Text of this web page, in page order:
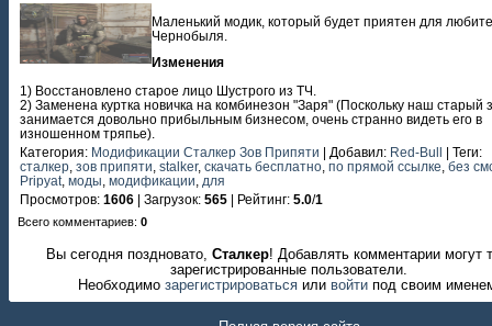
Маленький модик, который будет приятен для
Чернобыля.
Изменения
1) Восстановлено старое лицо Шустрого из ТЧ.
2) Заменена куртка новичка на комбинезон "Заря" (Поскольку наш старый
занимается довольно прибыльным бизнесом, очень странно видеть его в
изношенном тряпье).
Категория: Модификации Сталкер Зов Припяти | Добавил: Red-Bull | Теги:
сталкер зов припяти stalker, скачать бесплатно по прямой ссылке без
Pripyat моды модификации
для
Просмотров: 1606 | Загрузок: 565 | Рейтинг: 5.0/1
Всего комментариев: 0
Вы сегодня поздновато,Сталкер! Добавлять комментарии могут
зарегистрированные пользователи.
Необходимо зарегистрироваться или войти под своим